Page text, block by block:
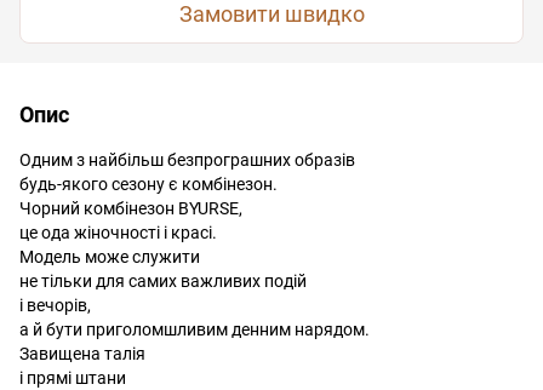
Замовити швидко
Опис
Одним з найбільш безпрограшних образів
будь-якого сезону є комбінезон.
Чорний комбінезон BYURSE,
це ода жіночності і красі.
Модель може служити
не тільки для самих важливих подій
і вечорів,
а й бути приголомшливим денним нарядом.
Завищена талія
і прямі штани